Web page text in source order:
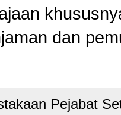
dan
Pejabat